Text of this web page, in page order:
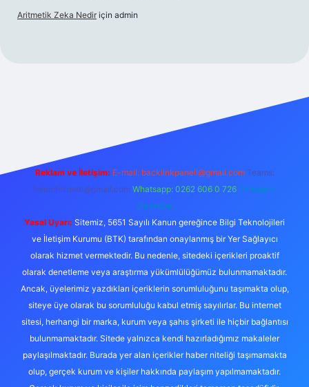
Aritmetik Zeka Nedir için admin
Reklam ve İletişim: E-mail: backlinkpaneli@gmail.com Teams:
forumhizmeti@gmail.com Whatsapp: 0262 606 0 726 Telegram:
@karabul
Yasal Uyarı: Sitemiz, 5651 Sayılı Kanun gereğince Bilgi Teknolojileri
ve İletişim Kurumu (BTK) tarafından onaylanmış bir Yer Sağlayıcı
olarak hizmet vermektedir. Bu nedenle, sitedeki içerikleri proaktif
olarak denetleme veya araştırma yükümlülüğümüz bulunmamaktadır.
Ancak, üyelerimiz yazdıkları içeriklerin sorumluluğunu taşımakta olup,
siteye üye olarak bu sorumluluğu kabul etmiş sayılırlar. Bu internet
sitesi, herhangi bir marka, kurum veya şahıs şirketi ile hiçbir bağlantısı
bulunmamaktadır. Sitede yalnızca kendi hazırladığımız makaleler
paylaşılmaktadır. Burada yer alan içerikler haber niteliği taşımamakta
olup, gerçek kurum ve kişiler hakkında paylaşım yapılmamaktadır.